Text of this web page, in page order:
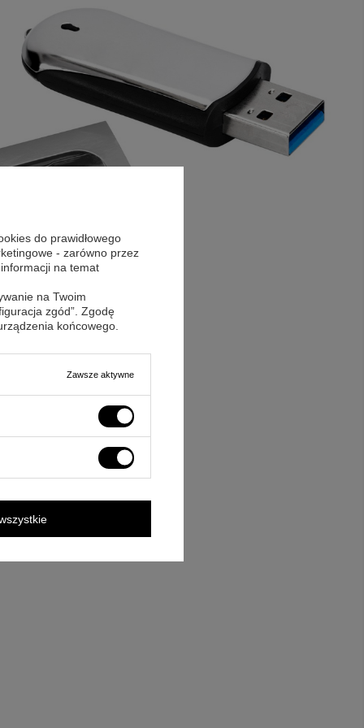
do prawidłowego
- zarówno przez
na temat
na Twoim
zgód”. Zgodę
końcowego.
Zawsze aktywne